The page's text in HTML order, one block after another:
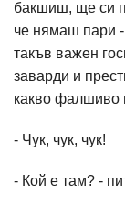
бакшиш, ще си
че нямаш пари
такъв важен
заварди и
какво фалшиво
- Чук, чук, чук!
- Кой е там? -